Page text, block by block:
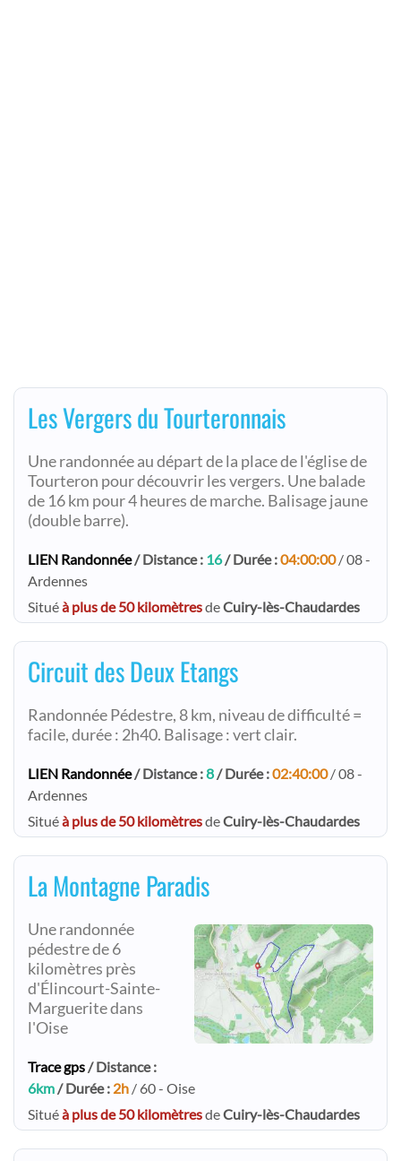
Les Vergers du Tourteronnais
Une randonnée au départ de la place de l'église de
Tourteron pour découvrir les vergers. Une balade
de 16 km pour 4 heures de marche. Balisage jaune
(double barre).
LIEN Randonnée/ Distance : 16/ Durée :04:00:00/ 08 -
Ardennes
Situéà plus de 50 kilomètresdeCuiry-lès-Chaudardes
Circuit des Deux Etangs
Randonnée Pédestre, 8 km, niveau de difficulté =
facile, durée : 2h40. Balisage : vert clair.
LIEN Randonnée/ Distance :8/ Durée :02:40:00/ 08 -
Ardennes
Situéà plus de 50 kilomètresdeCuiry-lès-Chaudardes
La Montagne Paradis
Une randonnée
pédestre de 6
kilomètres près
d'Élincourt-Sainte-
Marguerite dans
l'Oise
Trace gps/ Distance :
6km/ Durée : 2h / 60 - Oise
Situéà plus de 50 kilomètresdeCuiry-lès-Chaudardes